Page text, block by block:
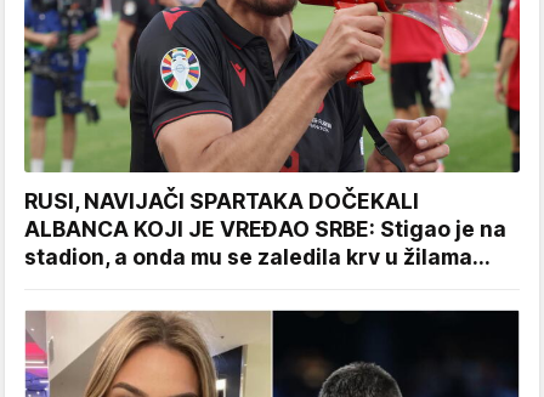
RUSI, NAVIJAČI SPARTAKA DOČEKALI
ALBANCA KOJI JE VREĐAO SRBE: Stigao je na
stadion, a onda mu se zaledila krv u žilama...